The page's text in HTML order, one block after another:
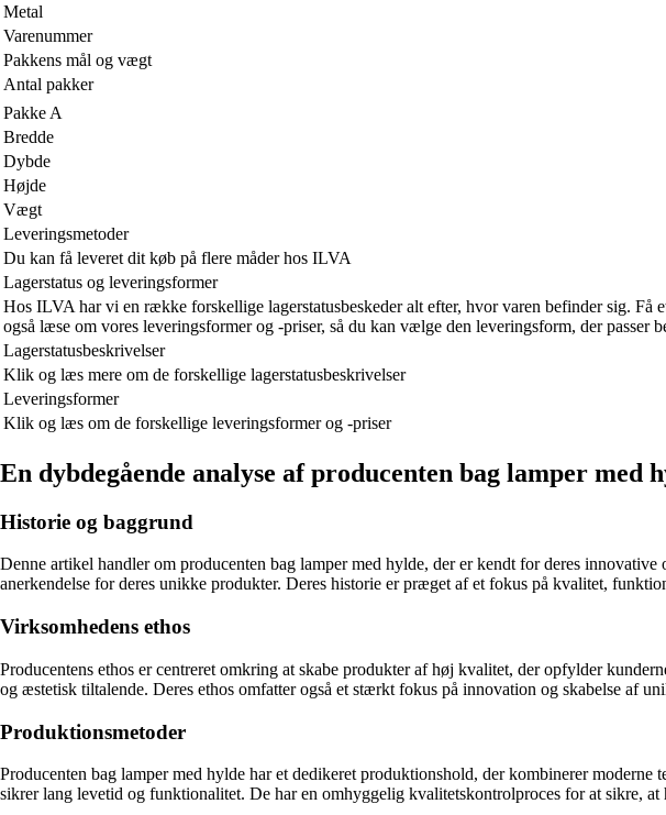
Metal
Varenummer
Pakkens mål og vægt
Antal pakker
Pakke A
Bredde
Dybde
Højde
Vægt
Leveringsmetoder
Du kan få leveret dit køb på flere måder hos ILVA
Lagerstatus og leveringsformer
Hos ILVA har vi en række forskellige lagerstatusbeskeder alt efter, hvor varen befinder sig. Få
også læse om vores leveringsformer og -priser, så du kan vælge den leveringsform, der passer
Lagerstatusbeskrivelser
Klik og læs mere om de forskellige lagerstatusbeskrivelser
Leveringsformer
Klik og læs om de forskellige leveringsformer og -priser
En dybdegående analyse af producenten bag lamper med
Historie og baggrund
Denne artikel handler om producenten bag lamper med hylde, der er kendt for deres
anerkendelse for deres unikke produkter. Deres historie er præget af et fokus på kvalitet,
Virksomhedens ethos
Producentens ethos er centreret omkring at skabe produkter af høj kvalitet, der opfylder
og æstetisk tiltalende. Deres ethos omfatter også et stærkt fokus på innovation og skabelse af
Produktionsmetoder
Producenten bag lamper med hylde har et dedikeret produktionshold, der kombinerer
sikrer lang levetid og funktionalitet. De har en omhyggelig kvalitetskontrolproces for at sikre,